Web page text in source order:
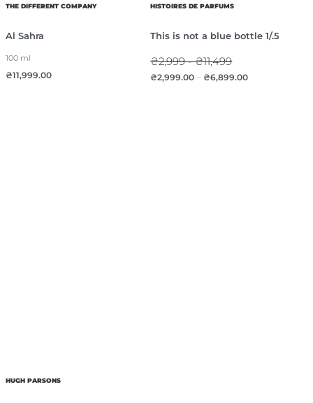
THE DIFFERENT COMPANY
Al Sahra
100 ml
₴11,999.00
HISTOIRES DE PARFUMS
This is not a blue bottle 1/.5
₴2,999 - ₴11,499
₴2,999.00 – ₴6,899.00
HUGH PARSONS